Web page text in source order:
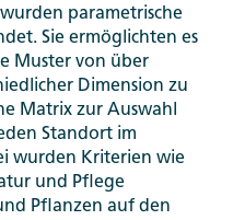
parametrische
Sie ermöglichten es
Muster von über
Dimension zu
Matrix zur Auswahl
Standort im
wurden Kriterien wie
und Pflege
Pflanzen auf den